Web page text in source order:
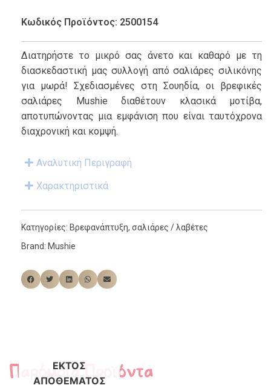
Κωδικός Προϊόντος: 2500154
Διατηρήστε το μικρό σας άνετο και καθαρό με τη
διασκεδαστική μας συλλογή από σαλιάρες σιλικόνης
για μωρά! Σχεδιασμένες στη Σουηδία, οι βρεφικές
σαλιάρες Mushie διαθέτουν κλασικά μοτίβα,
αποτυπώνοντας μια εμφάνιση που είναι ταυτόχρονα
διαχρονική και κομψή.
Αναλυτική Περιγραφή
Χαρακτηριστικά
Κατηγορίες: Βρεφανάπτυξη, σαλιάρες / λαβέτες
Brand: Mushie
Παρόμοια Προϊόντα
ΕΚΤΌΣ
ΑΠΟΘΈΜΑΤΟΣ